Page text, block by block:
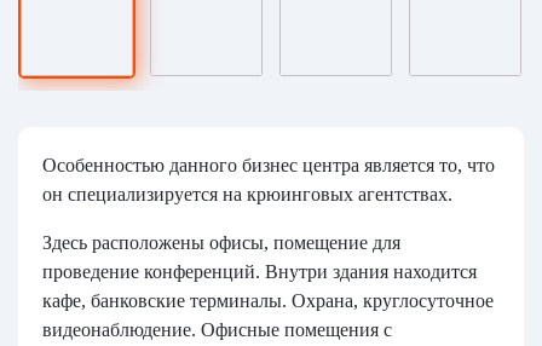
Особенностью данного бизнес центра является то, что
он специализируется на крюинговых агентствах.
Здесь расположены офисы, помещение для
проведение конференций. Внутри здания находится
кафе, банковские терминалы. Охрана, круглосуточное
видеонаблюдение. Офисные помещения с